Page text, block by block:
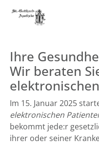
Ihre
Wir beraten
Im 15. Januar 2025
elektronischen
bekommt jede:r
ihrer oder seiner